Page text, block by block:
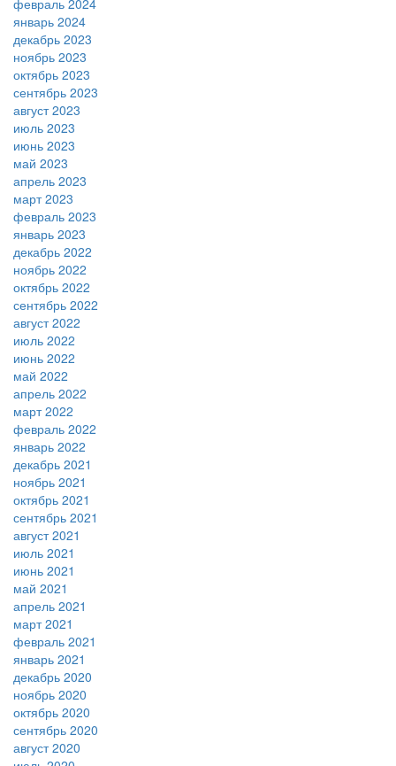
февраль 2024
январь 2024
декабрь 2023
ноябрь 2023
октябрь 2023
сентябрь 2023
август 2023
июль 2023
июнь 2023
май 2023
апрель 2023
март 2023
февраль 2023
январь 2023
декабрь 2022
ноябрь 2022
октябрь 2022
сентябрь 2022
август 2022
июль 2022
июнь 2022
май 2022
апрель 2022
март 2022
февраль 2022
январь 2022
декабрь 2021
ноябрь 2021
октябрь 2021
сентябрь 2021
август 2021
июль 2021
июнь 2021
май 2021
апрель 2021
март 2021
февраль 2021
январь 2021
декабрь 2020
ноябрь 2020
октябрь 2020
сентябрь 2020
август 2020